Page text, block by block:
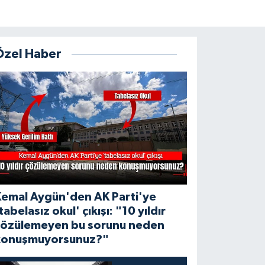
Haber
Aygün'den AK Parti'ye
okul' çıkışı: "10 yıldır
bu sorunu neden